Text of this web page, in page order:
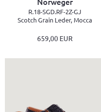
R.18-SGD.RF-2Z-GJ
Scotch Grain Leder, Mocca
659,00 EUR